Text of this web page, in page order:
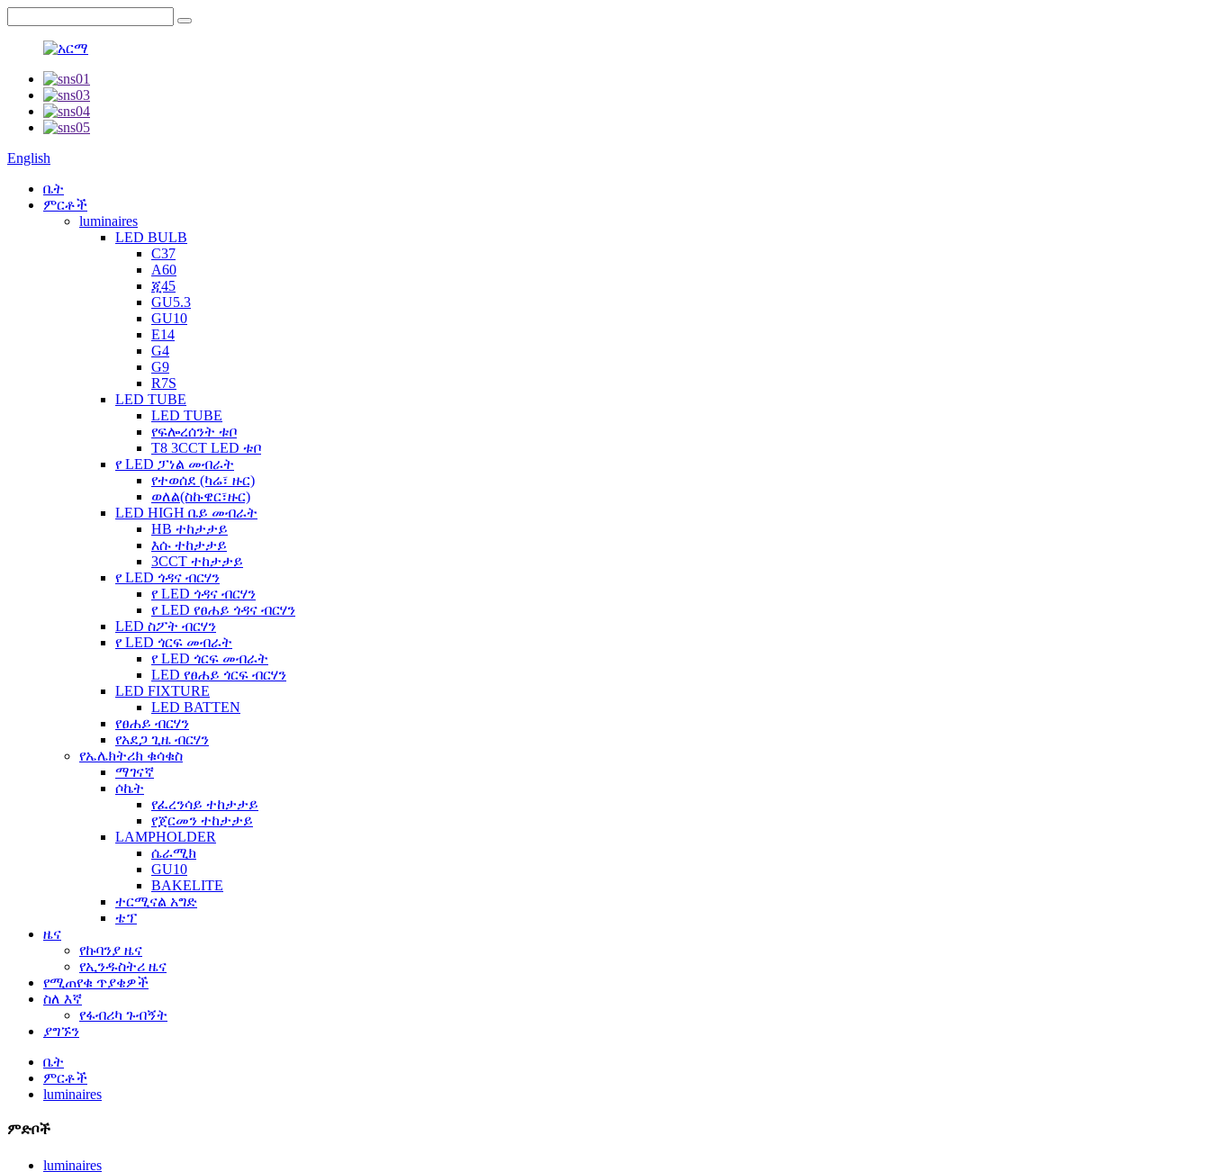
English
ቤት
ምርቶች
luminaires
LED BULB
C37
A60
ጂ45
GU5.3
GU10
E14
G4
G9
R7S
LED TUBE
LED TUBE
የፍሎረሰንት ቱቦ
T8 3CCT LED ቱቦ
የ LED ፓነል መብራት
የተወሰደ (ካሬ፣ ዙር)
ወለል(ስኩዌር፣ዙር)
LED HIGH ቤይ መብራት
HB ተከታታይ
እሱ ተከታታይ
3CCT ተከታታይ
የ LED ጎዳና ብርሃን
የ LED ጎዳና ብርሃን
የ LED የፀሐይ ጎዳና ብርሃን
LED ስፖት ብርሃን
የ LED ጎርፍ መብራት
የ LED ጎርፍ መብራት
LED የፀሐይ ጎርፍ ብርሃን
LED FIXTURE
LED BATTEN
የፀሐይ ብርሃን
የአደጋ ጊዜ ብርሃን
የኤሌክትሪክ ቁሳቁስ
ማገናኛ
ሶኬት
የፈረንሳይ ተከታታይ
የጀርመን ተከታታይ
LAMPHOLDER
ሴራሚክ
GU10
BAKELITE
ተርሚናል አግድ
ቴፕ
ዜና
የኩባንያ ዜና
የኢንዱስትሪ ዜና
የሚጠየቁ ጥያቄዎች
ስለ እኛ
የፋብሪካ ጉብኝት
ያግኙን
ቤት
ምርቶች
luminaires
ምድቦች
luminaires